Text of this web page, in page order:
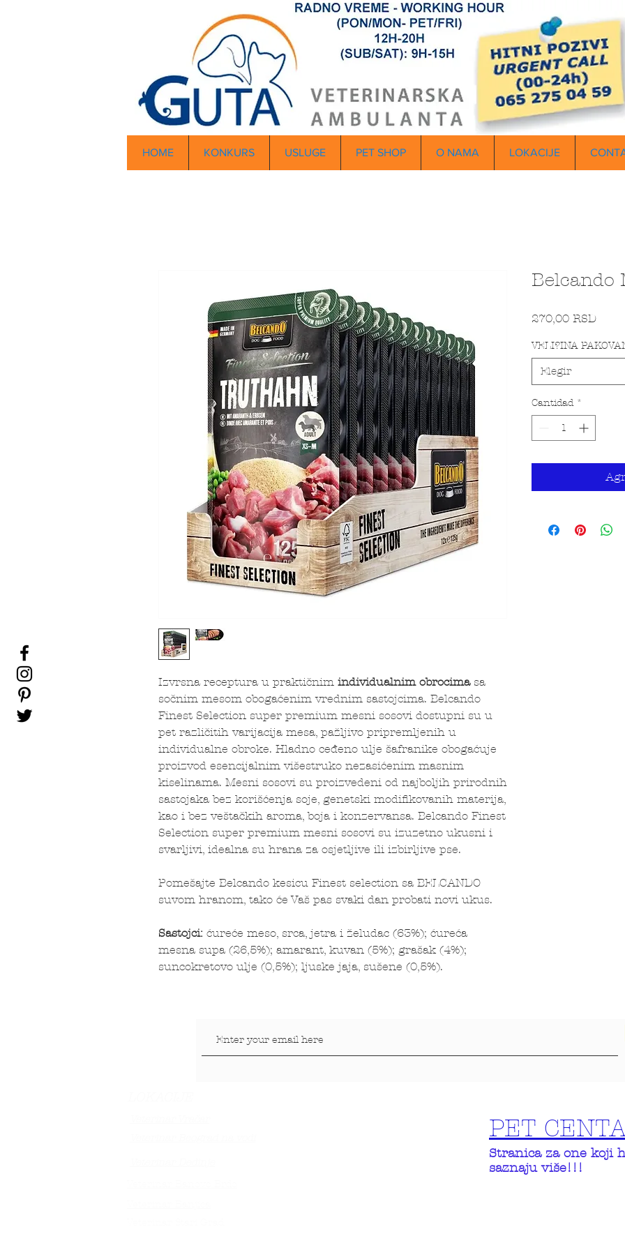
HOME KONKURS USLUGE PET SHOP O NAMA LOKACIJE
Izvrsna receptura u praktičnim individualnim obrocimasa
sočnim mesom obogaćenim vrednim sastojcima. Belcando
Finest Selection super premium mesni sosovi dostupni su u
pet različitih varijacija mesa, pažljivo pripremljenih u
individualne obroke. Hladno ceđeno ulje šafranike obogaćuje
proizvod esencijalnim višestruko nezasićenim masnim
kiselinama. Mesni sosovi su proizvedeni od najboljih prirodnih
sastojaka bez korišćenja soje, genetski modifikovanih materija,
kao i bez veštačkih aroma, boja i konzervansa. Belcando Finest
Selection super premium mesni sosovi su izuzetno ukusni i
svarljivi, idealna su hrana za osjetljive ili izbirljive pse.
Pomešajte Belcando kesicu Finest selection sa BELCANDO
suvom hranom, tako će Vaš pas svaki dan probati novi ukus.
Sastojci: ćureće meso, srca, jetra i želudac (63%); ćureća
mesna supa (26,5%); amarant, kuvan (5%); grašak (4%);
suncokretovo ulje (0,5%); ljuske jaja, sušene (0,5%).
Belcando
270,00 RSDPrecio
VELI?INA
Elegir
Cantidad *
PET
Stranica za one koji
saznaju više!!!